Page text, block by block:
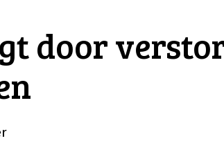
door